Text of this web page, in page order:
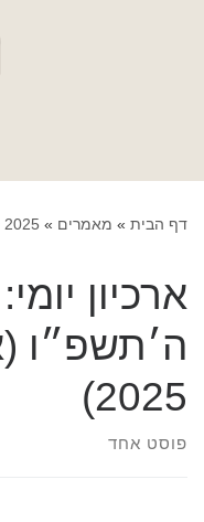
דף הבית » מאמרים »
2025
ארכיון יומי:
2025)
פוסט אחד